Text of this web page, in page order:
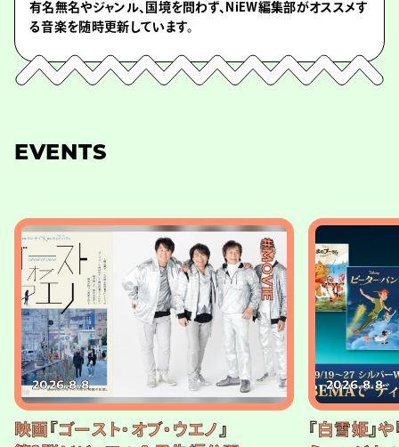
有名無名やジャンル、国境を問わず、NiEW編集部がオススメす
る音楽を随時更新しています。
EVENTS
#MOVIE
2026.8.8
映画『ゴースト・オブ・ウエノ』
2026.8.8
『白雪姫』